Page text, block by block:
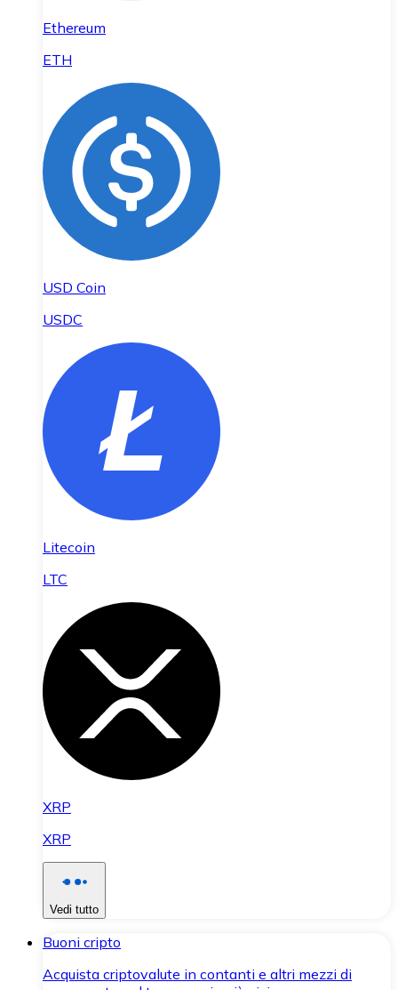
Ethereum
ETH
USD Coin
USDC
Litecoin
LTC
XRP
XRP
Vedi tutto
Buoni cripto
Acquista criptovalute in contanti e altri mezzi di